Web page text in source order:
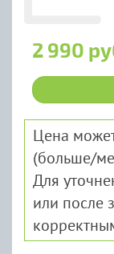
2 990
Цена
(больше/
Для
или после